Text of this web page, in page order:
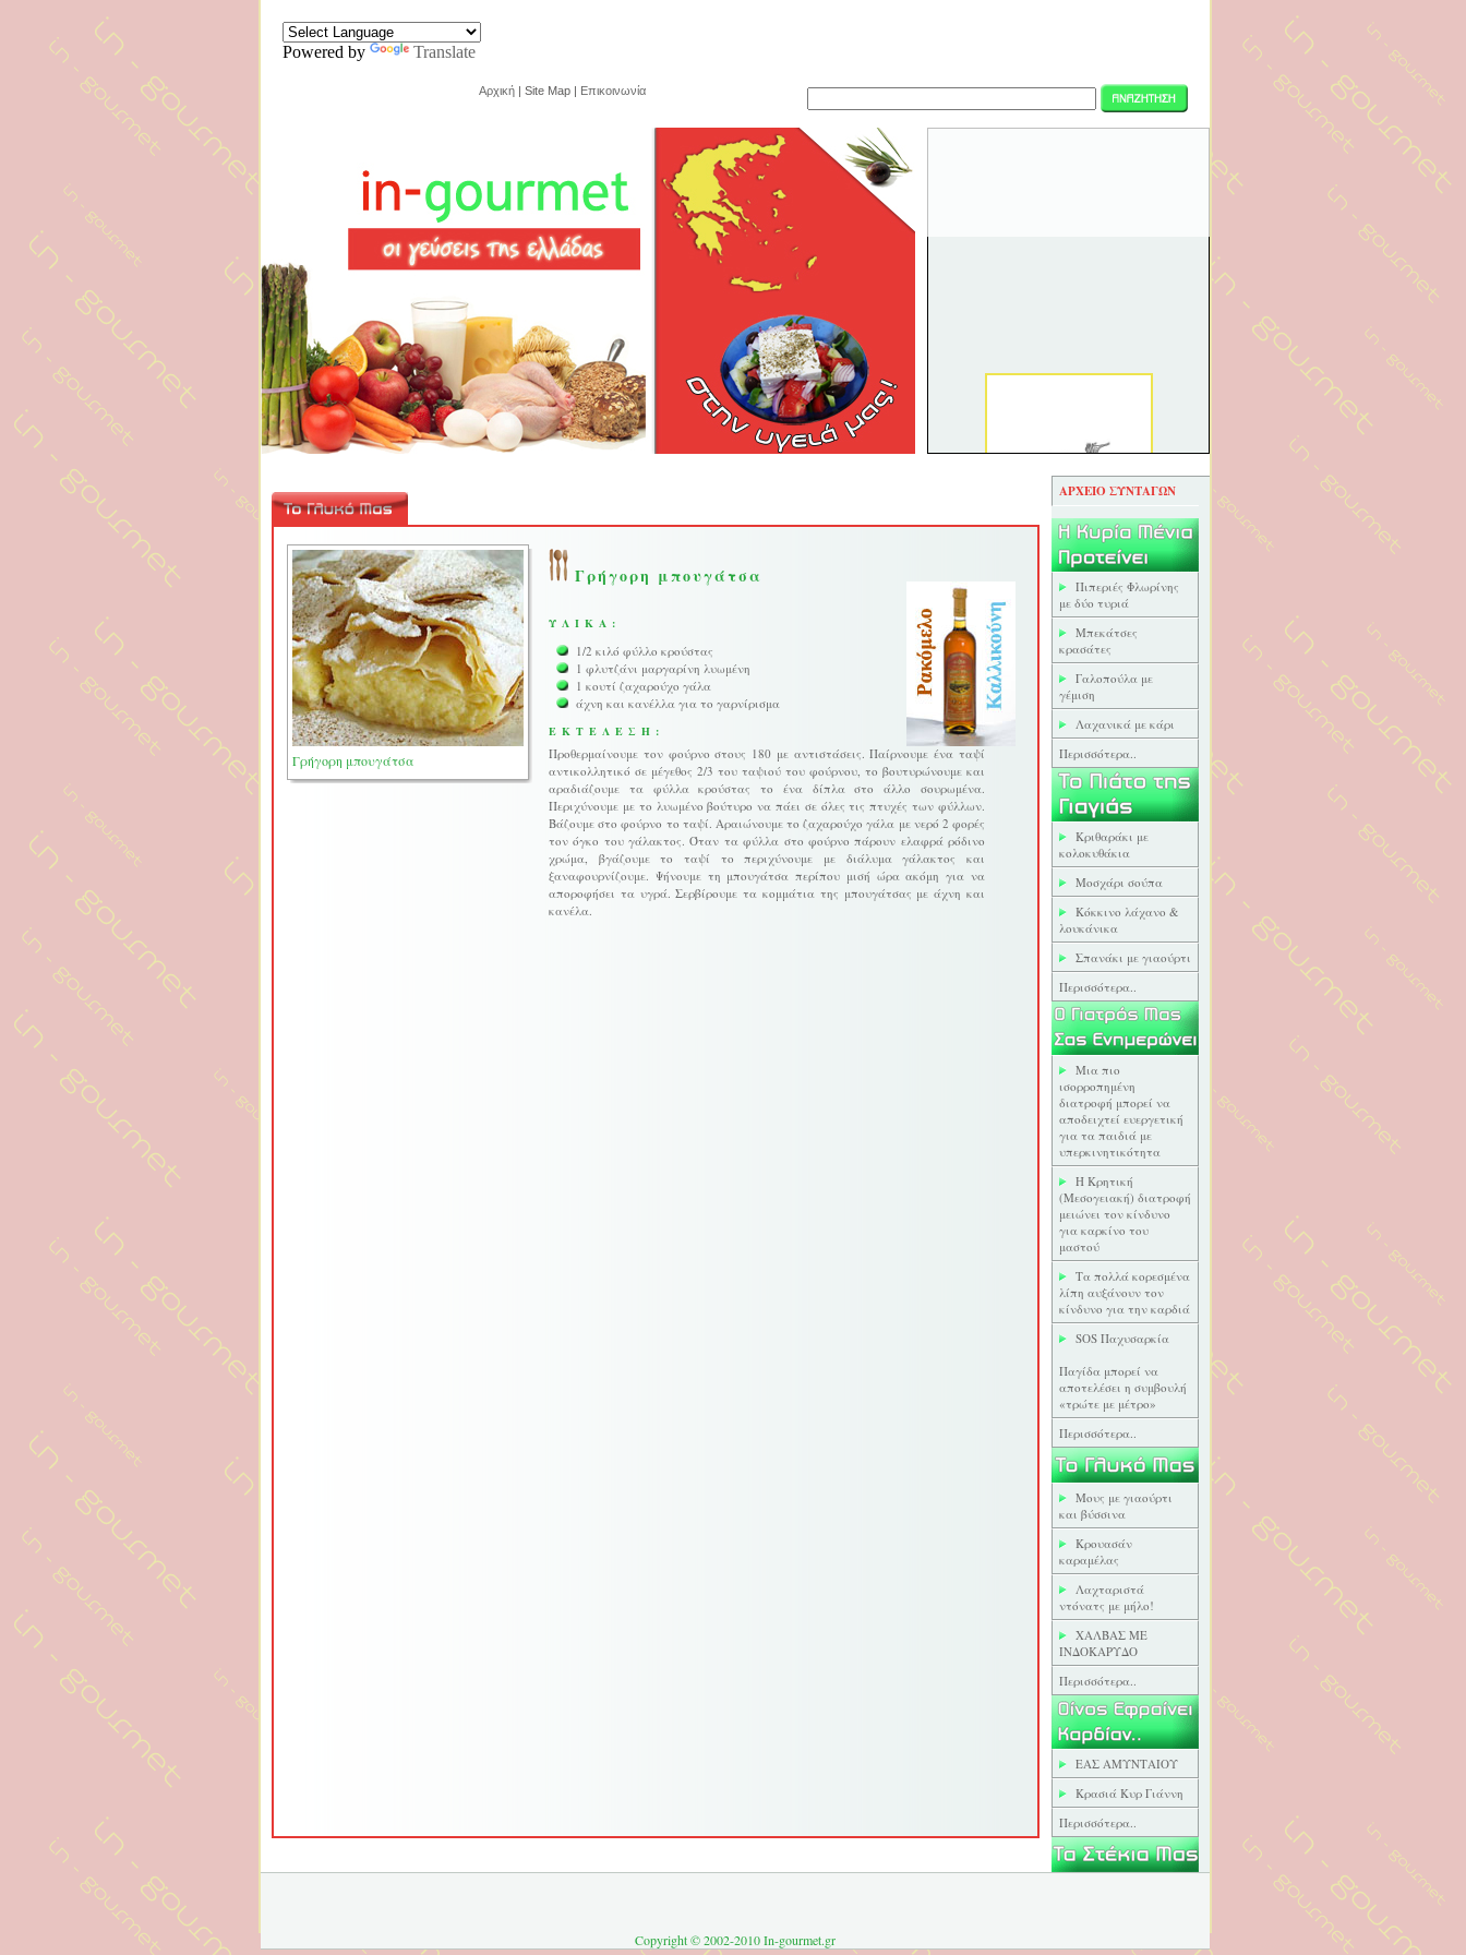
Powered by Translate
Αρχική | Site Map | Επικοινωνία
Γρήγορη μπουγάτσα
Γρήγορη μπουγάτσα
ΥΛΙΚΑ:
1/2 κιλό φύλλο κρούστας
1 φλυτζάνι μαργαρίνη λυωμένη
1 κουτί ζαχαρούχο γάλα
άχνη και κανέλλα για το γαρνίρισμα
ΕΚΤΕΛΕΣΗ:
Προθερμαίνουμε τον φούρνο στους 180 με αντιστάσεις. Παίρνουμε ένα ταψί
αντικολλητικό σε μέγεθος 2/3 του ταψιού του φούρνου, το βουτυρώνουμε και
αραδιάζουμε τα φύλλα κρούστας το ένα δίπλα στο άλλο σουρωμένα.
Περιχύνουμε με το λυωμένο βούτυρο να πάει σε όλες τις πτυχές των φύλλων.
Βάζουμε στο φούρνο το ταψί. Αραιώνουμε το ζαχαρούχο γάλα με νερό 2 φορές
τον όγκο του γάλακτος. Όταν τα φύλλα στο φούρνο πάρουν ελαφρά ρόδινο
χρώμα, βγάζουμε το ταψί το περιχύνουμε με διάλυμα γάλακτος και
ξαναφουρνίζουμε. Ψήνουμε τη μπουγάτσα περίπου μισή ώρα ακόμη για να
αποροφήσει τα υγρά. Σερβίρουμε τα κομμάτια της μπουγάτσας με άχνη και
κανέλα.
ΑΡΧΕΙΟ ΣΥΝΤΑΓΩΝ
Πιπεριές Φλωρίνης
με δύο τυριά
Μπεκάτσες
κρασάτες
Γαλοπούλα με
γέμιση
Λαχανικά με κάρι
Περισσότερα..
Κριθαράκι με
κολοκυθάκια
Μοσχάρι σούπα
Κόκκινο λάχανο &
λουκάνικα
Σπανάκι με γιαούρτι
Περισσότερα..
Μια πιο
ισορροπημένη
διατροφή μπορεί να
αποδειχτεί ευεργετική
για τα παιδιά με
υπερκινητικότητα
Η Κρητική
(Mεσογειακή) διατροφή
μειώνει τον κίνδυνο
για καρκίνο του
μαστού
Τα πολλά κορεσμένα
λίπη αυξάνουν τον
κίνδυνο για την καρδιά
SOS Παχυσαρκία
Παγίδα μπορεί να
αποτελέσει η συμβουλή
«τρώτε με μέτρο»
Περισσότερα..
Μους με γιαούρτι
και βύσσινα
Κρουασάν
καραμέλας
Λαχταριστά
ντόνατς με μήλο!
ΧΑΛΒΑΣ ΜΕ
ΙΝΔΟΚΑΡΥΔΟ
Περισσότερα..
ΕΑΣ ΑΜΥΝΤΑΙΟΥ
Κρασιά Κυρ Γιάννη
Περισσότερα..
Copyright © 2002-2010 In-gourmet.gr